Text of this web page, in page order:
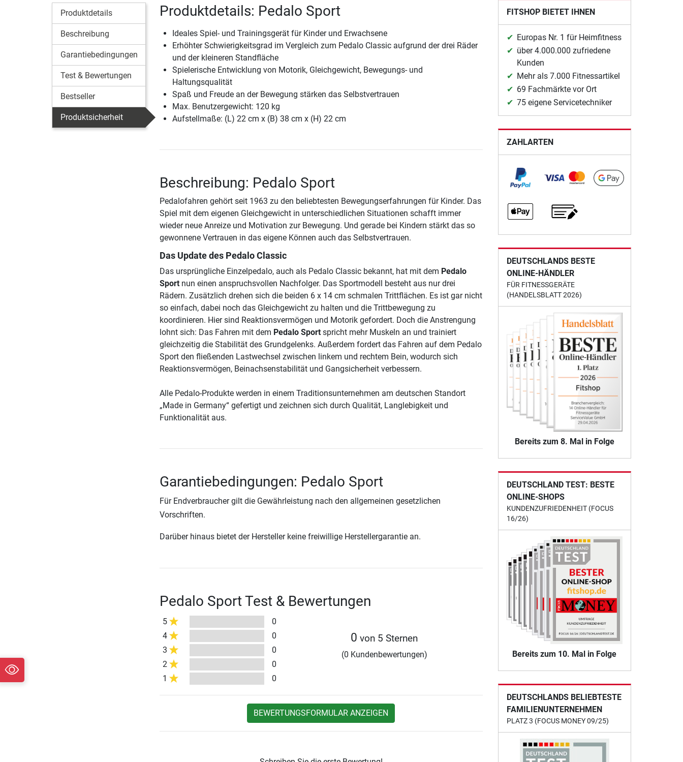
Produktdetails
Beschreibung
Garantiebedingungen
Test & Bewertungen
Bestseller
Produktsicherheit
Produktdetails: Pedalo Sport
Ideales Spiel- und Trainingsgerät für Kinder und Erwachsene
Erhöhter Schwierigkeitsgrad im Vergleich zum Pedalo Classic aufgrund der drei Räder
und der kleineren Standfläche
Spielerische Entwicklung von Motorik, Gleichgewicht, Bewegungs- und
Haltungsqualität
Spaß und Freude an der Bewegung stärken das Selbstvertrauen
Max. Benutzergewicht: 120 kg
Aufstellmaße: (L) 22 cm x (B) 38 cm x (H) 22 cm
Beschreibung: Pedalo Sport
Pedalofahren gehört seit 1963 zu den beliebtesten Bewegungserfahrungen für Kinder. Das
Spiel mit dem eigenen Gleichgewicht in unterschiedlichen Situationen schafft immer
wieder neue Anreize und Motivation zur Bewegung. Und gerade bei Kindern stärkt das so
gewonnene Vertrauen in das eigene Können auch das Selbstvertrauen.
Das Update des Pedalo Classic
Das ursprüngliche Einzelpedalo, auch als Pedalo Classic bekannt, hat mit dem Pedalo
Sportnun einen anspruchsvollen Nachfolger. Das Sportmodell besteht aus nur drei
Rädern. Zusätzlich drehen sich die beiden 6 x 14 cm schmalen Trittflächen. Es ist gar nicht
so einfach, dabei noch das Gleichgewicht zu halten und die Trittbewegung zu
koordinieren. Hier sind Reaktionsvermögen und Motorik gefordert. Doch die Anstrengung
lohnt sich: Das Fahren mit dem Pedalo Sportspricht mehr Muskeln an und trainiert
gleichzeitig die Stabilität des Grundgelenks. Außerdem fordert das Fahren auf dem Pedalo
Sport den fließenden Lastwechsel zwischen linkem und rechtem Bein, wodurch sich
Reaktionsvermögen, Beinachsenstabilität und Gangsicherheit verbessern.
Alle Pedalo-Produkte werden in einem Traditionsunternehmen am deutschen Standort
„Made in Germany“ gefertigt und zeichnen sich durch Qualität, Langlebigkeit und
Funktionalität aus.
Garantiebedingungen: Pedalo Sport
Für Endverbraucher gilt die Gewährleistung nach den allgemeinen gesetzlichen
Vorschriften.
Darüber hinaus bietet der Hersteller keine freiwillige Herstellergarantie an.
Pedalo Sport Test & Bewertungen
5
0
4
0
3
0
2
0
1
0
0 von 5 Sternen
(0 Kundenbewertungen)
BEWERTUNGSFORMULAR ANZEIGEN
FITSHOP BIETET IHNEN
Europas Nr. 1 für Heimfitness
über 4.000.000 zufriedene
Kunden
Mehr als 7.000 Fitnessartikel
69 Fachmärkte vor Ort
75 eigene Servicetechniker
ZAHLARTEN
DEUTSCHLANDS BESTE
ONLINE-HÄNDLER
FÜR FITNESSGERÄTE
(HANDELSBLATT 2026)
Bereits zum 8. Mal in Folge
DEUTSCHLAND TEST: BESTE
ONLINE-SHOPS
KUNDENZUFRIEDENHEIT (FOCUS
16/26)
Bereits zum 10. Mal in Folge
DEUTSCHLANDS BELIEBTESTE
FAMILIENUNTERNEHMEN
PLATZ 3 (FOCUS MONEY 09/25)